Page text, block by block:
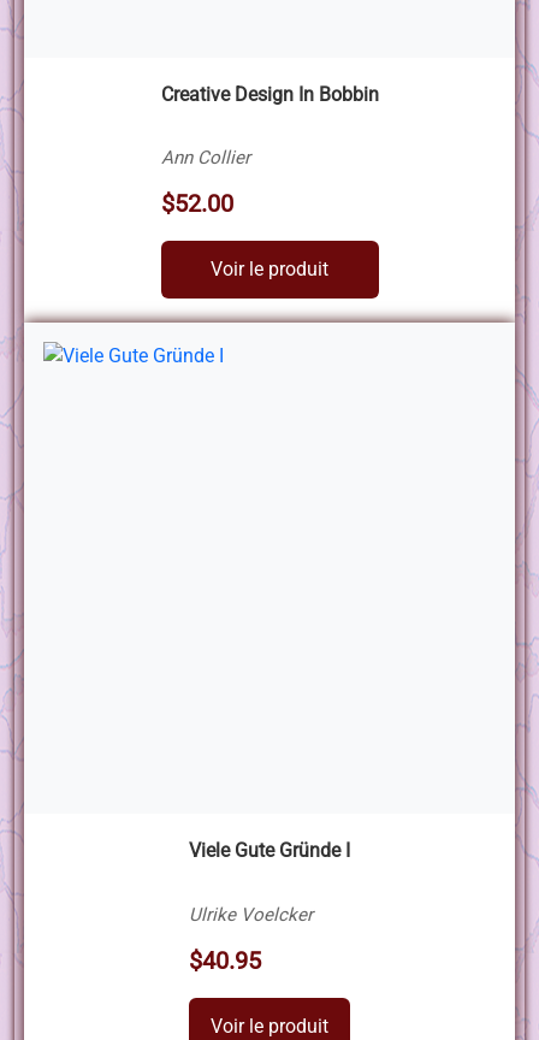
Creative Design In Bobbin
Ann Collier
$52.00
Voir le produit
Viele Gute Gründe I
Ulrike Voelcker
$40.95
Voir le produit